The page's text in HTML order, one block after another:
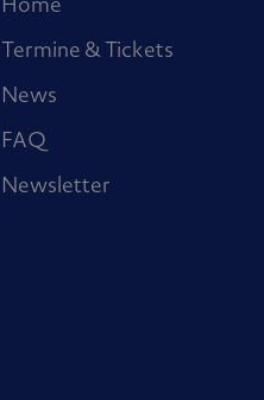
Termine & Tickets
News
FAQ
Newsletter